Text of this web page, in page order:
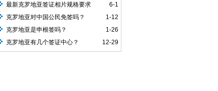
6-1
最新克罗地亚签证相片规格要求
1-12
克罗地亚对中国公民免签吗？
1-26
克罗地亚是申根签吗？
12-29
克罗地亚有几个签证中心？